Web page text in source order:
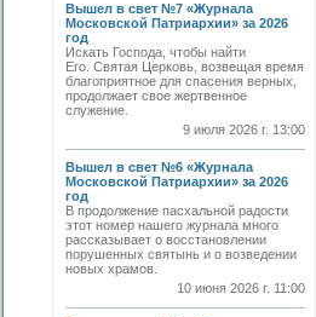
Вышел в свет №7 «Журнала
Московской Патриархии» за 2026
год
Искать Господа, чтобы найти
Его. Святая Церковь, возвещая время
благоприятное для спасения верных,
продолжает свое жертвенное
служение.
9 июля 2026 г. 13:00
Вышел в свет №6 «Журнала
Московской Патриархии» за 2026
год
В продолжение пасхальной радости
этот номер нашего журнала много
рассказывает о восстановлении
порушенных святынь и о возведении
новых храмов.
10 июня 2026 г. 11:00